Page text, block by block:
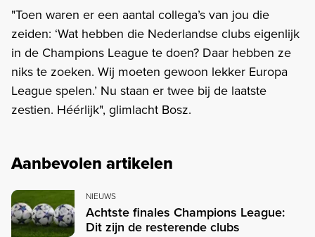
"Toen waren er een aantal collega’s van jou die
zeiden: ‘Wat hebben die Nederlandse clubs eigenlijk
in de Champions League te doen? Daar hebben ze
niks te zoeken. Wij moeten gewoon lekker Europa
League spelen.’ Nu staan er twee bij de laatste
zestien. Héérlijk", glimlacht Bosz.
Aanbevolen artikelen
NIEUWS
Achtste finales Champions League:
Dit zijn de resterende clubs